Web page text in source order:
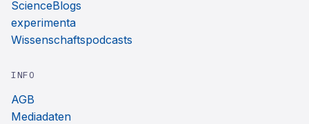
ScienceBlogs
experimenta
Wissenschaftspodcasts
INFO
AGB
Mediadaten